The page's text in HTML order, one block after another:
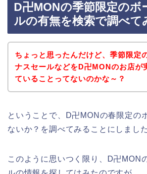
D卍MONの季節限定のボ
ルの有無を検索で調べて
ちょっと思ったんだけど、季節限定
ナスセールなどをD卍MONのお店が
ていることってないのかな～？
ということで、D卍MONの春限定の
ないか？を調べてみることにしました
このように思いつく限り、D卍MON